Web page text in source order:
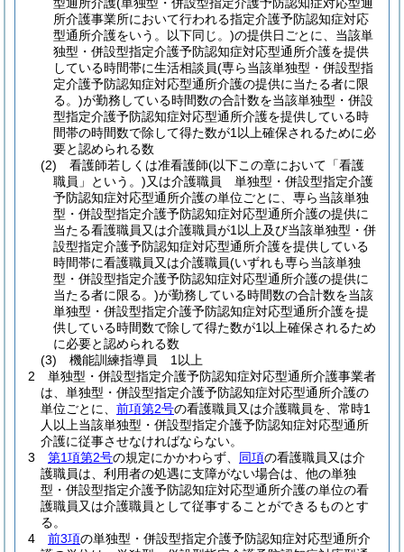
所介護事業所において行われる指定介護予防認知症対応
型通所介護をいう。以下同じ。)の提供日ごとに、当該単
独型・併設型指定介護予防認知症対応型通所介護を提供
している時間帯に生活相談員(専ら当該単独型・併設型指
定介護予防認知症対応型通所介護の提供に当たる者に限
る。)が勤務している時間数の合計数を当該単独型・併設
型指定介護予防認知症対応型通所介護を提供している時
間帯の時間数で除して得た数が1以上確保されるために必
要と認められる数
(2)
看護師若しくは准看護師(以下この章において「看護
職員」という。)又は介護職員 単独型・併設型指定介護
予防認知症対応型通所介護の単位ごとに、専ら当該単独
型・併設型指定介護予防認知症対応型通所介護の提供に
当たる看護職員又は介護職員が1以上及び当該単独型・併
設型指定介護予防認知症対応型通所介護を提供している
時間帯に看護職員又は介護職員(いずれも専ら当該単独
型・併設型指定介護予防認知症対応型通所介護の提供に
当たる者に限る。)が勤務している時間数の合計数を当該
単独型・併設型指定介護予防認知症対応型通所介護を提
供している時間数で除して得た数が1以上確保されるため
に必要と認められる数
(3)
機能訓練指導員 1以上
2
単独型・併設型指定介護予防認知症対応型通所介護事業者
は、単独型・併設型指定介護予防認知症対応型通所介護の
単位ごとに、 前項第2号の看護職員又は介護職員を、常時1
人以上当該単独型・併設型指定介護予防認知症対応型通所
介護に従事させなければならない。
3
第1項第2号の規定にかかわらず、 同項の看護職員又は介
護職員は、利用者の処遇に支障がない場合は、他の単独
型・併設型指定介護予防認知症対応型通所介護の単位の看
護職員又は介護職員として従事することができるものとす
る。
4
前3項の単独型・併設型指定介護予防認知症対応型通所介